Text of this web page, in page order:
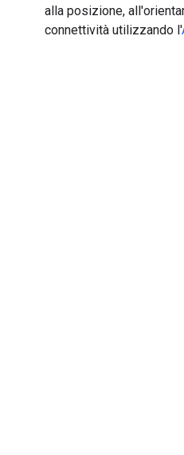
alla posizione,
connettività utilizzando l'